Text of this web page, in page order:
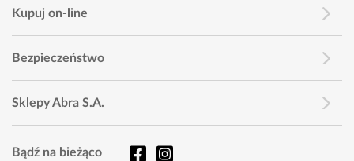
Kupuj on-line
Bezpieczeństwo
Sklepy Abra S.A.
Bądź na bieżąco